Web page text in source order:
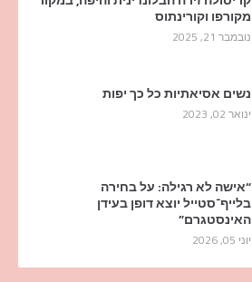
מקורפו וקורינתוס
נובמבר 21, 2025
נשים אסיאתיות כל כך יפות
ינואר 02, 2023
“אישה לא רגילה: על בחירה
בלייף־סטייל יוצא דופן בעידן
האינסטגרם”
יוני 05, 2026